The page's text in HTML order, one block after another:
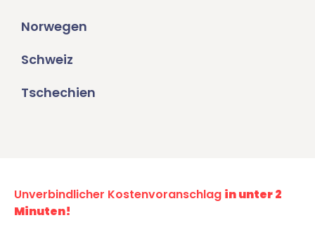
Norwegen
Schweiz
Tschechien
Unverbindlicher Kostenvoranschlag in unter 2
Minuten!